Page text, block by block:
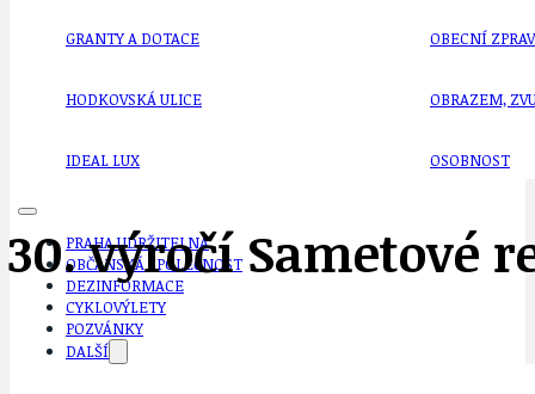
GRANTY A DOTACE
HODKOVSKÁ ULICE
IDEAL LUX
OBECNÍ
OBRAZEM,
OSOBNOST
PRAHA UDRŽITELNÁ
OBČANSKÁ SPOLEČNOST
DEZINFORMACE
CYKLOVÝLETY
POZVÁNKY
DALŠÍ
výročí Sametové